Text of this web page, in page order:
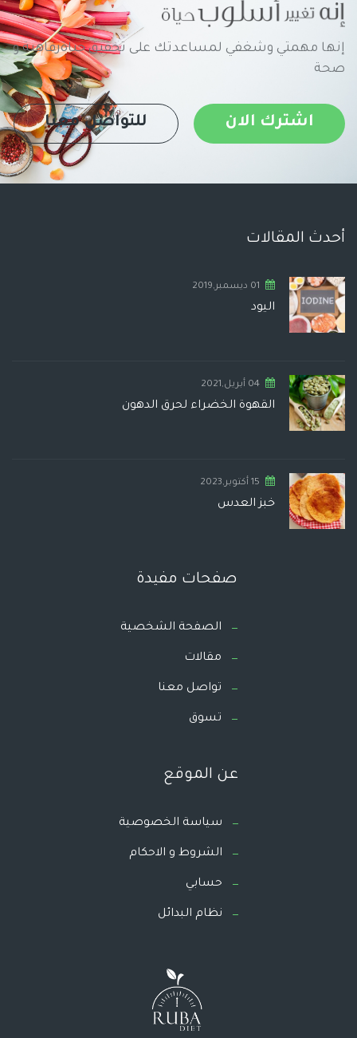
إنها مهمتي وشغفي لمساعدتك على تحقيق حياةرفاهية و
صحة
اشترك الان للتواصل معنا
أحدث المقالات
01 ديسمبر,2019
اليود
04 أبريل,2021
القهوة الخضراء لحرق الدهون
15 أكتوبر,2023
خبز العدس
صفحات مفيدة
الصفحة الشخصية
مقالات
تواصل معنا
تسوق
عن الموقع
سياسة الخصوصية
الشروط و الاحكام
حسابي
نظام البدائل